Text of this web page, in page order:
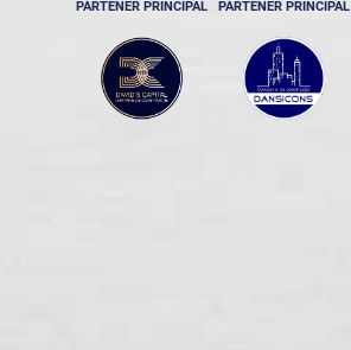
PARTENER PRINCIPAL PARTENER PRINCIPAL